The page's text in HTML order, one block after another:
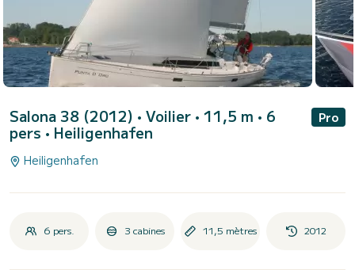
Salona 38 (2012) • Voilier • 11,5 m • 6
pers • Heiligenhafen
Pro
Heiligenhafen
6 pers. 3 cabines 11,5 mètres 2012